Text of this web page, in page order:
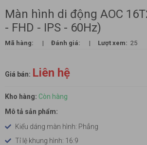
Màn hình di động AOC
- FHD - IPS - 60Hz)
Mã hàng: | Đánh giá: | Lượt xem: 25
Giá bán: Liên hệ
Kho hàng: Còn hàng
Mô tả sản phẩm:
Kiểu dáng màn hình: Phẳng
Tỉ lệ khung hình: 16:9